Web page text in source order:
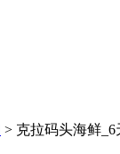
> 克拉码头海鲜